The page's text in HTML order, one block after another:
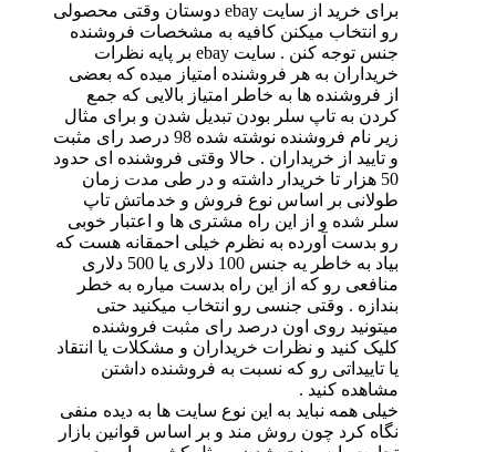
برای خرید از سایت ebay دوستان وقتی محصولی
رو انتخاب میکنن کافیه به مشخصات فروشنده
جنس توجه کنن . سایت ebay بر پایه نظرات
خریداران به هر فروشنده امتیاز میده که بعضی
از فروشنده ها به خاطر امتیاز بالایی که جمع
کردن به تاپ سلر بودن تبدیل شدن و برای مثال
زیر نام فروشنده نوشته شده 98 درصد رای مثبت
و تایید از خریداران . حالا وقتی فروشنده ای حدود
50 هزار تا خریدار داشته و در طی مدت زمان
طولانی بر اساس نوع فروش و خدماتش تاپ
سلر شده و از این راه مشتری ها و اعتبار خوبی
رو بدست آورده به نظرم خیلی احمقانه هست که
بیاد به خاطر یه جنس 100 دلاری یا 500 دلاری
منافعی رو که از این راه بدست میاره به خطر
بندازه . وقتی جنسی رو انتخاب میکنید حتی
میتونید روی اون درصد رای مثبت فروشنده
کلیک کنید و نظرات خریداران و مشکلات یا انتقاد
یا تاییداتی رو که نسبت به فروشنده داشتن
مشاهده کنید .
خیلی همه نباید به این نوع سایت ها به دیده منفی
نگاه کرد چون روش مند و بر اساس قوانین بازار